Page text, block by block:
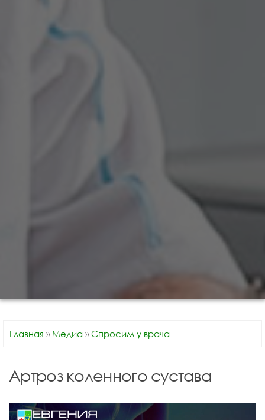
Главная » Медиа » Спросим у врача
Артроз коленного сустава